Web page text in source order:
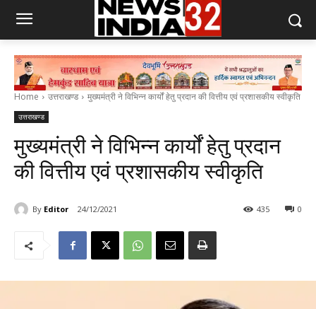
Home उत्तराखण्ड मुख्यमंत्री ने विभिन्न कार्यों हेतु प्रदान की वित्तीय एवं प्रशासकीय स्वीकृति
उत्तराखण्ड
मुख्यमंत्री ने विभिन्न कार्यों हेतु प्रदान
की वित्तीय एवं प्रशासकीय स्वीकृति
By Editor 24/12/2021 0
435